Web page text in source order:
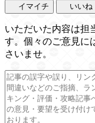
イマイチ いいね
いただいた内容は担
す。個々のご意見に
さいませ。